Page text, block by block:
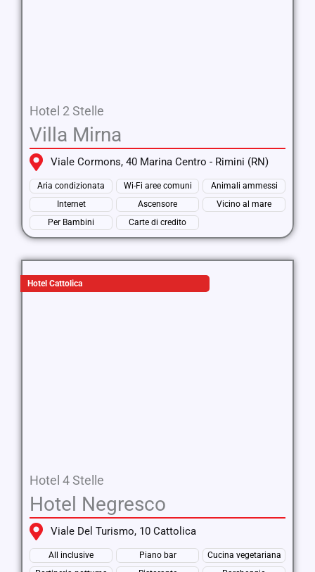
Hotel 2 Stelle
Villa Mirna
Viale Cormons, 40 Marina Centro - Rimini (RN)
Aria condizionata Wi-Fi aree comuni
Animali ammessi
Internet
Ascensore
Vicino al mare
Per Bambini
Carte di credito
Hotel Cattolica
Hotel 4 Stelle
Hotel Negresco
Viale Del Turismo, 10 Cattolica
All inclusive Piano bar
Cucina vegetariana